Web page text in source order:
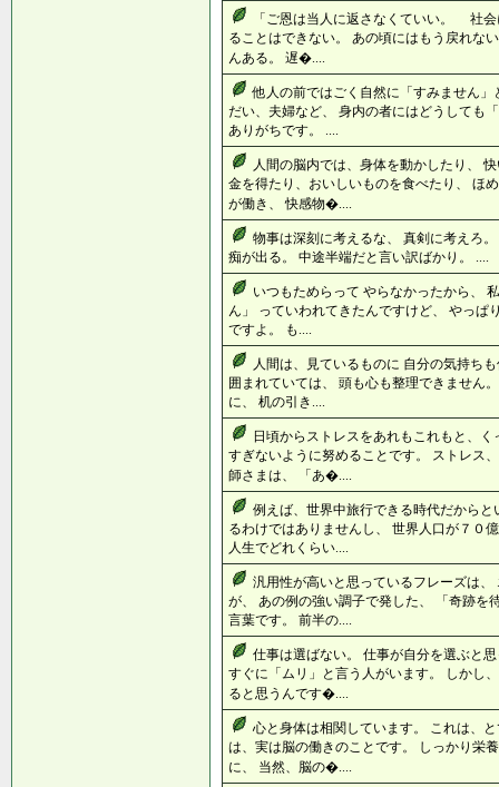
「ご恩は当人に返さなくていい。 社
ることはできない。 あの頃にはもう戻れな
んある。 遅�....
他人の前ではごく自然に「すみません
だい、夫婦など、 身内の者にはどうしても
ありがちです。 ....
人間の脳内では、身体を動かしたり、
金を得たり、おいしいものを食べたり、 ほ
が働き、 快感物�....
物事は深刻に考えるな、 真剣に考えろ
痴が出る。 中途半端だと言い訳ばかり。 ....
いつもためらって やらなかったから、
ん」 っていわれてきたんですけど、 やっぱ
ですよ。 も....
人間は、見ているものに 自分の気持ち
囲まれていては、 頭も心も整理できません
に、 机の引き....
日頃からストレスをあれもこれもと、
すぎないように努めることです。 ストレス
師さまは、 「あ�....
例えば、世界中旅行できる時代だから
るわけではありませんし、 世界人口が７０
人生でどれくらい....
汎用性が高いと思っているフレーズは
が、 あの例の強い調子で発した、 「奇跡を
言葉です。 前半の....
仕事は選ばない。 仕事が自分を選ぶと
すぐに「ムリ」と言う人がいます。 しかし
ると思うんです�....
心と身体は相関しています。 これは、
は、実は脳の働きのことです。 しっかり栄
に、 当然、脳の�....